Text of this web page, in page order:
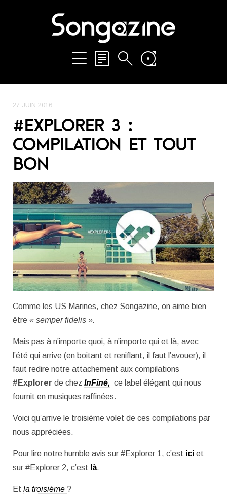
27 JUIN 2016
#EXPLORER 3 :
COMPILATION ET TOUT
BON
Comme les US Marines, chez Songazine, on aime bien
être « semper fidelis ».
Mais pas à n’importe quoi, à n’importe qui et là, avec
l’été qui arrive (en boitant et reniflant, il faut l’avouer), il
faut redire notre attachement aux compilations
#Explorer de chez InFiné, ce label élégant qui nous
fournit en musiques raffinées.
Voici qu’arrive le troisième volet de ces compilations par
nous appréciées.
Pour lire notre humble avis sur #Explorer 1, c’est ici et
sur #Explorer 2, c’est là.
Et la troisième ?